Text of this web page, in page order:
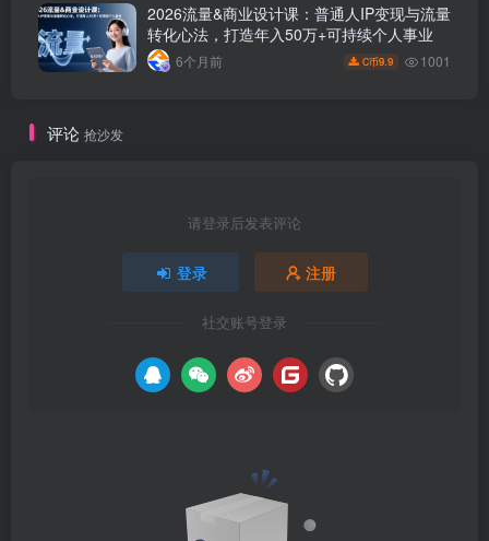
2026流量&商业设计课：普通人IP变现与流量
转化心法，打造年入50万+可持续个人事业
6个月前 C币9.9 1001
评论 抢沙发
请登录后发表评论
登录 注册
社交账号登录